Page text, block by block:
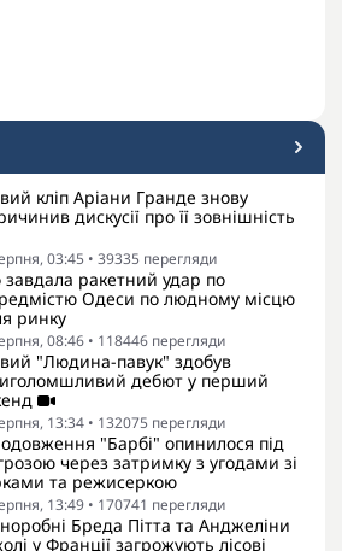
кліп Аріани Гранде знову
дискусії про її зовнішність
03:45 • 39335 перегляди
завдала ракетний удар по
Одеси по людному місцю
ринку
08:46 • 118446 перегляди
"Людина-павук" здобув
дебют у перший
13:34 • 132075 перегляди
"Барбі" опинилося під
через затримку з угодами зі
та режисеркою
13:49 • 170741 перегляди
Бреда Пітта та Анджеліни
у Франції загрожують лісові